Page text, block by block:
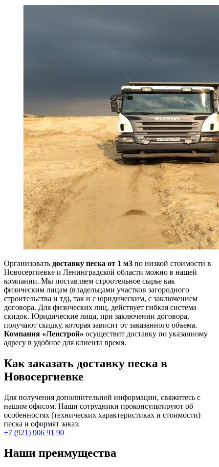
Организовать доставку песка от 1 м3 по низкой стоимости в
Новосергиевке и Ленинградской области можно в нашей
компании. Мы поставляем строительное сырье как
физическим лицам (владельцами участков загородного
строительства и тд), так и с юридическим, с заключением
договора. Для физических лиц, действует гибкая система
скидок. Юридические лица, при заключении договора,
получают скидку, которая зависит от заказанного объема.
Компания «Ленстрой» осуществит доставку по указанному
адресу в удобное для клиента время.
Как заказать доставку песка в
Новосергиевке
Для получения дополнительной информации, свяжитесь с
нашим офисом. Наши сотрудники проконсультируют об
особенностях (технических характеристиках и стоимости)
песка и оформят заказ:
+7 (921) 906 91 90
Наши преимущества